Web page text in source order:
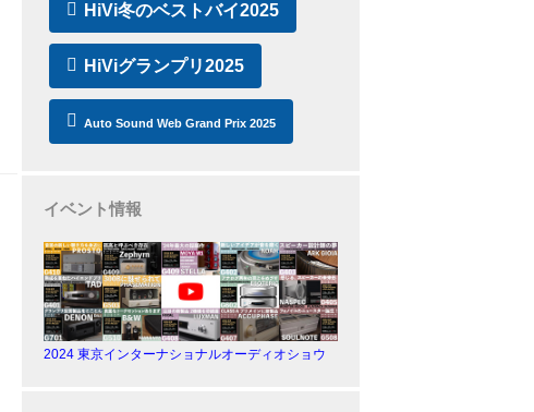
HiVi冬のベストバイ2025
HiViグランプリ2025
Auto Sound Web Grand Prix 2025
イベント情報
2024 東京インターナショナルオーディオショウ